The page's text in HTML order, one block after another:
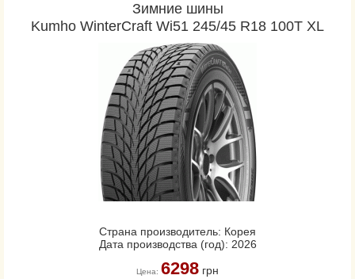
Зимние шины
Kumho WinterCraft Wi51 245/45 R18 100T XL
Страна производитель: Корея
Дата производства (год): 2026
Цена: 6298грн